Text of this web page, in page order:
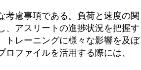
考慮事項である。負荷と速度の関
、アスリートの進捗状況を把握す
トレーニングに様々な影響を及ぼ
ファイルを活用する際には、